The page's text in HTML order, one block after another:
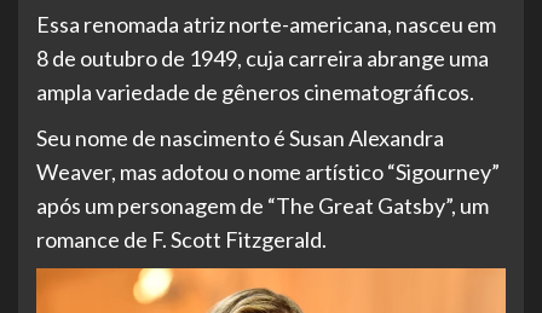
Essa renomada atriz norte-americana, nasceu em
8 de outubro de 1949, cuja carreira abrange uma
ampla variedade de gêneros cinematográficos.
Seu nome de nascimento é Susan Alexandra
Weaver, mas adotou o nome artístico “Sigourney”
após um personagem de “The Great Gatsby”, um
romance de F. Scott Fitzgerald.